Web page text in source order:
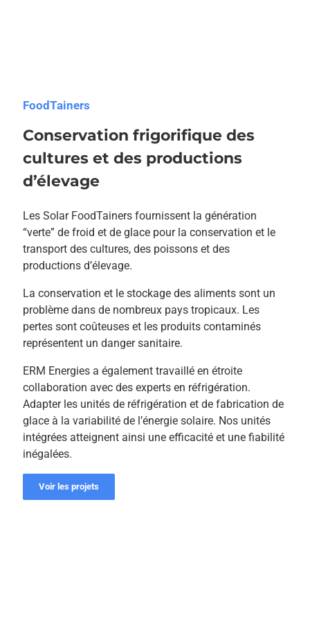
FoodTainers
Conservation frigorifique des
cultures et des productions
d’élevage
Les Solar FoodTainers fournissent la génération
“verte” de froid et de glace pour la conservation et le
transport des cultures, des poissons et des
productions d’élevage.
La conservation et le stockage des aliments sont un
problème dans de nombreux pays tropicaux. Les
pertes sont coûteuses et les produits contaminés
représentent un danger sanitaire.
ERM Energies a également travaillé en étroite
collaboration avec des experts en réfrigération.
Adapter les unités de réfrigération et de fabrication de
glace à la variabilité de l’énergie solaire. Nos unités
intégrées atteignent ainsi une efficacité et une fiabilité
inégalées.
Voir les projets